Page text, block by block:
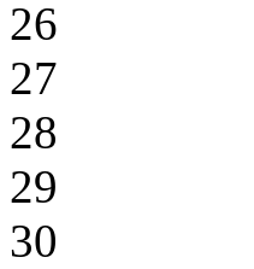
26
27
28
29
30